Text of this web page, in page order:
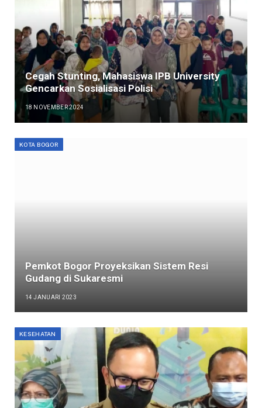
Cegah Stunting, Mahasiswa IPB University
Gencarkan Sosialisasi Polisi
18 NOVEMBER 2024
KOTA BOGOR
Pemkot Bogor Proyeksikan Sistem Resi
Gudang di Sukaresmi
14 JANUARI 2023
KESEHATAN